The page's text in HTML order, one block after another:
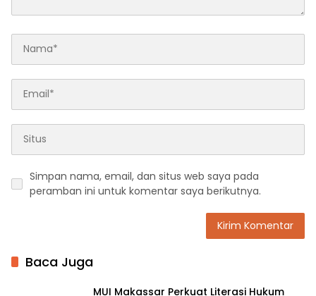
Simpan nama, email, dan situs web saya pada
peramban ini untuk komentar saya berikutnya.
Baca Juga
MUI Makassar Perkuat Literasi Hukum